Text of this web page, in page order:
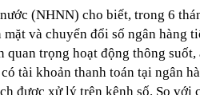
Ngôi nhà chứa đựng tâm huyết của
Giá vàng vượt 4.300 USD/ounce,
Một doanh nghiệp dầu khí đem hơn
Lời khuyên cho những người không
(NHNN) cho biết, trong 6
và chuyển đổi số ngân hàng
quan trọng hoạt động thông
tài khoản thanh toán tại ngân
được xử lý trên kênh số. So với